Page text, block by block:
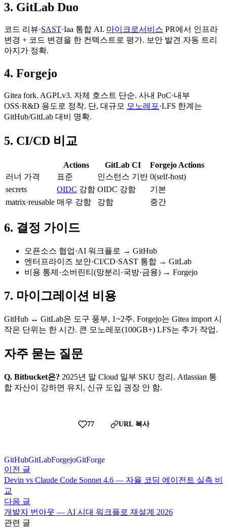
3. GitLab Duo
코드 리뷰·SAST·Iaa 통합 AI. 마이크로서비스 PR에서 인프라
변경 + 코드 변경을 한 컨텍스트로 평가. 보안 발견 자동 트리
아지가 정확.
4. Forgejo
Gitea fork. AGPLv3. 자체 호스트 단순. 사내 PoC·내부
OSS·R&D 용도로 정착. 단, 대규모 모노레포·LFS 한계는
GitHub/GitLab 대비 명확.
5. CI/CD 비교
Actions GitLab CI
Forgejo Actions
러너 가격
표준 인스턴스 기반 0(self-host)
secrets
OIDC 강함 OIDC 강함
기본
matrix·reusable 매우 강함 강함 중간
6. 결정 가이드
오픈소스 협업·AI 워크플로 → GitHub
엔터프라이즈 보안·CI/CD·SAST 통합 → GitLab
비용 통제·소버린티(망분리·국방·금융) → Forgejo
7. 마이그레이션 비용
GitHub ↔ GitLab은 도구 풍부, 1~2주. Forgejo는 Gitea import 시
작은 단위는 한 시간. 큰 모노레포(100GB+) LFS는 추가 작업.
자주 묻는 질문
Q. Bitbucket은? 2025년 말 Cloud 일부 SKU 정리. Atlassian 통
합 자산이 강하면 유지, 신규 도입 권장 안 함.
77 URL 복사
GitHubGitLabForgejoGitForge
이전 글
Devin vs Claude Code Sonnet 4.6 — 자율 코딩 에이전트 실측 비
교
다음 글
개발자 번아웃 — AI 시대 워크플로 재설계 2026
관련 글